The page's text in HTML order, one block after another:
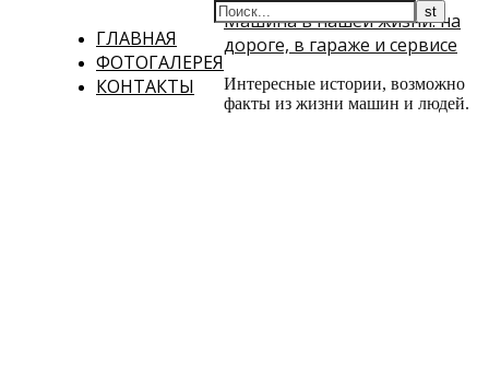
ГЛАВНАЯ
ФОТОГАЛЕРЕЯ
КОНТАКТЫ
Машина в нашей жизни: на
дороге, в гараже и сервисе
Интересные истории, возможно
факты из жизни машин и людей.